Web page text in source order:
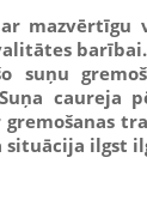
suņu
caureja
ilgst